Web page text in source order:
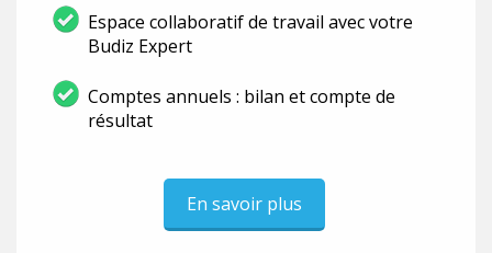
Espace collaboratif de travail avec votre
Budiz Expert
Comptes annuels : bilan et compte de
résultat
En savoir plus